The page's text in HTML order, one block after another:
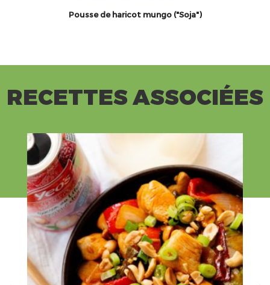
Pousse de haricot mungo ("Soja")
RECETTES ASSOCIÉES